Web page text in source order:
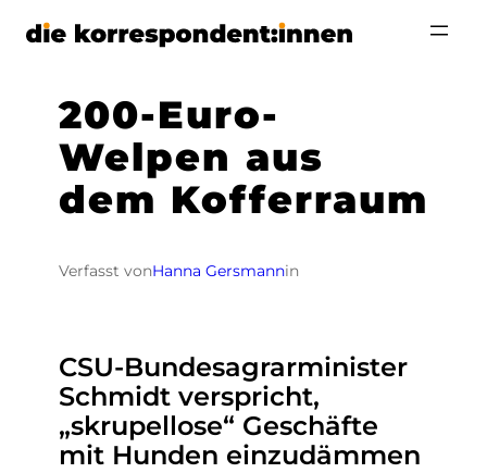
Zum
200-Euro-
Welpen aus
dem Kofferraum
Verfasst vonHanna Gersmannin
CSU-Bundesagrarminister
Schmidt verspricht,
„skrupellose“ Geschäfte
mit Hunden einzudämmen